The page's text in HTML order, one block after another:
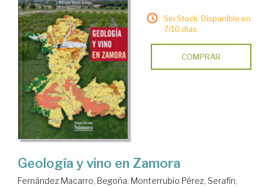
Sin Stock. Disponible en
7/10 días.
COMPRAR
Geología y vino en Zamora
Fernández Macarro, Begoña; Monterrubio Pérez, Serafín;